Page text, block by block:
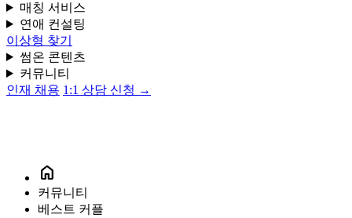
매칭 서비스
연애 컨설팅
이상형 찾기
썸온 콘텐츠
커뮤니티
인재 채용 1:1 상담 신청 →
home
커뮤니티
베스트 커플